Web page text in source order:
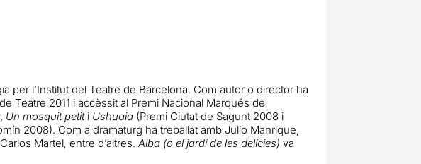
per l’Institut del Teatre de Barcelona. Com autor o director ha
Teatre 2011 i accèssit al Premi Nacional Marqués de
, Un mosquit petit i Ushuaia (Premi Ciutat de Sagunt 2008 i
2008). Com a dramaturg ha treballat amb Julio Manrique,
Martel,entre d’altres.Alba (o el jardí de les delícies) va